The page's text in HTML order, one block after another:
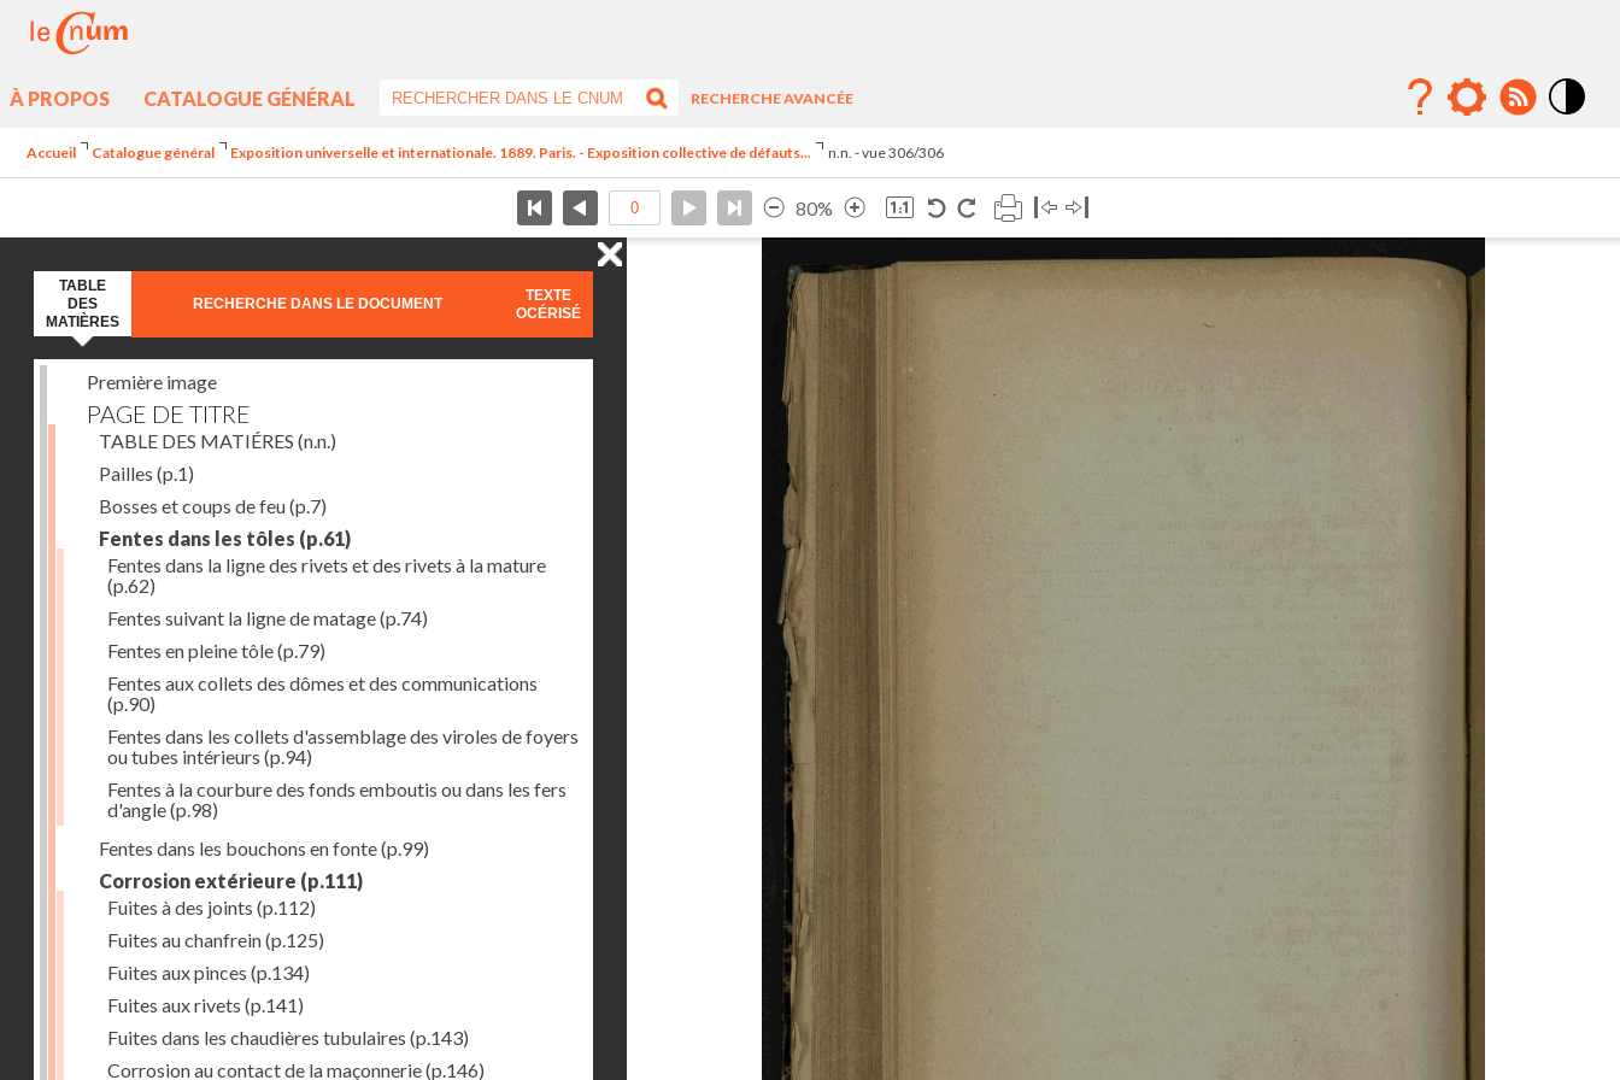
À PROPOS CATALOGUE GÉNÉRAL
RECHERCHE AVANCÉE
Accueil Catalogue général Exposition universelle et internationale. 1889. Paris. - Exposition collective de défauts... n.n. - vue 306/306
80%
TABLE
DES
MATIÈRES
RECHERCHE DANS LE DOCUMENT
TEXTE
OCÉRISÉ
Première image
PAGE DE TITRE
TABLE DES MATIÉRES (n.n.)
Pailles (p.1)
Bosses et coups de feu(p.7)
Fentes dans les tôles (p.61)
Fentes dans la ligne des rivets et des rivets à la mature
(p.62)
Fentes suivant la ligne de matage(p.74)
Fentes en pleine tôle(p.79)
Fentes aux collets des dômes et des communications
(p.90)
Fentes dans les collets d'assemblage des viroles de foyers
ou tubes intérieurs (p.94)
Fentes à la courbure des fonds emboutis ou dans les fers
d'angle(p.98)
Fentes dans les bouchons en fonte(p.99)
Corrosion extérieure (p.111)
Fuites à des joints (p.112)
Fuites au chanfrein(p.125)
Fuites aux pinces (p.134)
Fuites aux rivets (p.141)
Fuites dans les chaudières tubulaires (p.143)
Corrosion au contact de la maçonnerie(p.146)